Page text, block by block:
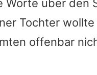
über den
Tochter
offenbar